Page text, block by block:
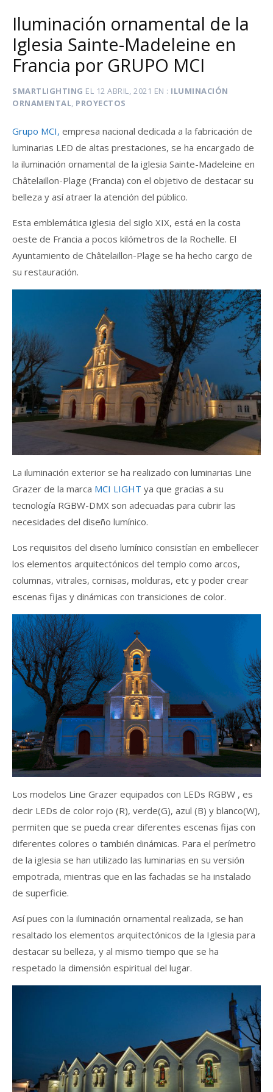
Iluminación ornamental de la
Iglesia Sainte-Madeleine en
Francia por GRUPO MCI
SMARTLIGHTING EL 12 ABRIL, 2021 EN
ILUMINACIÓN
ORNAMENTAL, PROYECTOS
Grupo MCI, empresa nacional dedicada a la fabricación de
luminarias LED de altas prestaciones, se ha encargado de
la iluminación ornamental de la iglesia Sainte-Madeleine en
Châtelaillon-Plage (Francia) con el objetivo de destacar su
belleza y así atraer la atención del público.
Esta emblemática iglesia del siglo XIX, está en la costa
oeste de Francia a pocos kilómetros de la Rochelle. El
Ayuntamiento de Châtelaillon-Plage se ha hecho cargo de
su restauración.
La iluminación exterior se ha realizado con luminarias Line
Grazer de la marca MCI LIGHT ya que gracias a su
tecnología RGBW-DMX son adecuadas para cubrir las
necesidades del diseño lumínico.
Los requisitos del diseño lumínico consistían en embellecer
los elementos arquitectónicos del templo como arcos,
columnas, vitrales, cornisas, molduras, etc y poder crear
escenas fijas y dinámicas con transiciones de color.
Los modelos Line Grazer equipados con LEDs RGBW , es
decir LEDs de color rojo (R), verde(G), azul (B) y blanco(W),
permiten que se pueda crear diferentes escenas fijas con
diferentes colores o también dinámicas. Para el perímetro
de la iglesia se han utilizado las luminarias en su versión
empotrada, mientras que en las fachadas se ha instalado
de superficie.
Así pues con la iluminación ornamental realizada, se han
resaltado los elementos arquitectónicos de la Iglesia para
destacar su belleza, y al mismo tiempo que se ha
respetado la dimensión espiritual del lugar.